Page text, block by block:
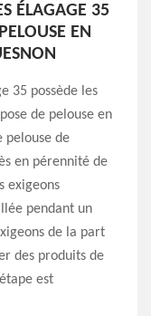
ÉLAGAGE 35
EN
35 possède les
de pelouse en
pelouse de
en pérennité de
exigeons
pendant un
de la part
des produits de
est